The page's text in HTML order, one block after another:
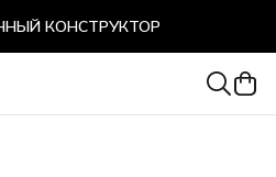
КОНСТРУКТОР
КОНСТРУКТОР